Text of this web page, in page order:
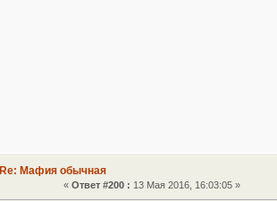
Re: Мафия обычная
«Ответ #200 : 13 Мая 2016, 16:03:05 »